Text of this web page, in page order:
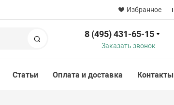
Избранное
8 (495) 431-65-15
Заказать звонок
Статьи Оплата и доставка Контакты